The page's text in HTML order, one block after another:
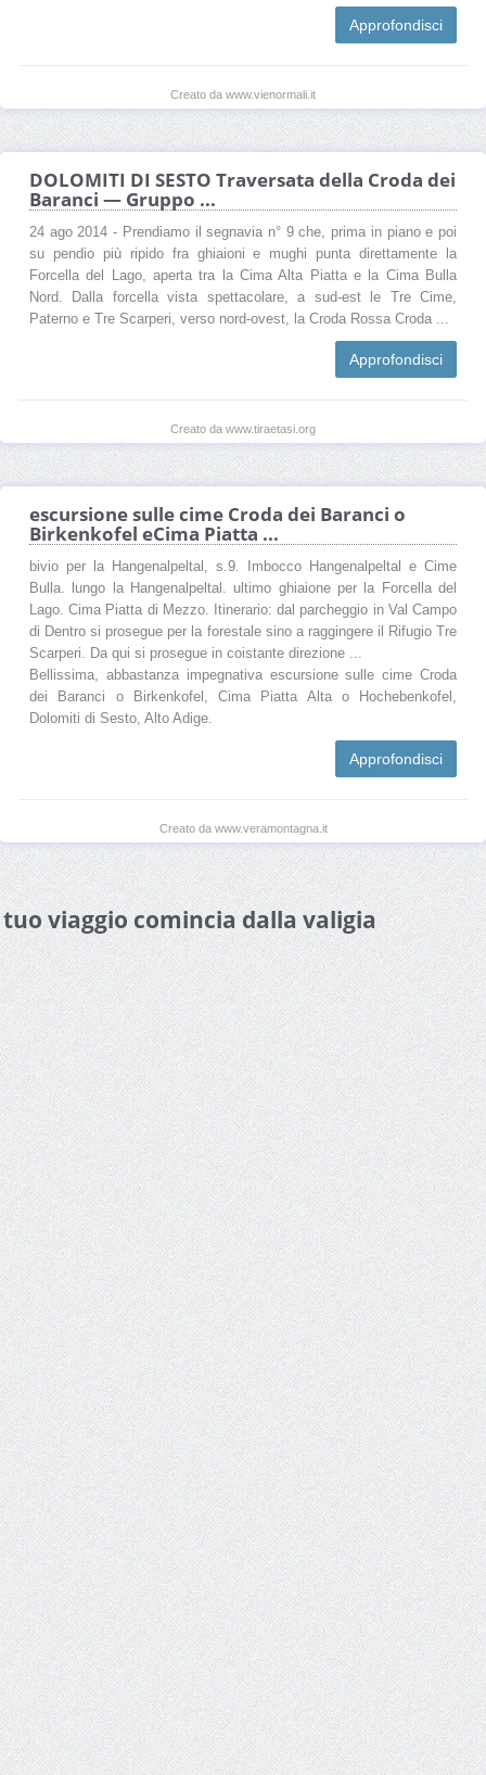
Approfondisci
Creato da www.vienormali.it
DOLOMITI DI SESTO Traversata della Croda dei
Baranci — Gruppo ...
24 ago 2014 - Prendiamo il segnavia n° 9 che, prima in piano e poi
su pendio più ripido fra ghiaioni e mughi punta direttamente la
Forcella del Lago, aperta tra la Cima Alta Piatta e la Cima Bulla
Nord. Dalla forcella vista spettacolare, a sud-est le Tre Cime,
Paterno e Tre Scarperi, verso nord-ovest, la Croda Rossa Croda ...
Approfondisci
Creato da www.tiraetasi.org
escursione sulle cime Croda dei Baranci o
Birkenkofel eCima Piatta ...
bivio per la Hangenalpeltal, s.9. Imbocco Hangenalpeltal e Cime
Bulla. lungo la Hangenalpeltal. ultimo ghiaione per la Forcella del
Lago. Cima Piatta di Mezzo. Itinerario: dal parcheggio in Val Campo
di Dentro si prosegue per la forestale sino a raggingere il Rifugio Tre
Scarperi. Da qui si prosegue in coistante direzione ...
Bellissima, abbastanza impegnativa escursione sulle cime Croda
dei Baranci o Birkenkofel, Cima Piatta Alta o Hochebenkofel,
Dolomiti di Sesto, Alto Adige.
Approfondisci
Creato da www.veramontagna.it
viaggio comincia dalla valigia